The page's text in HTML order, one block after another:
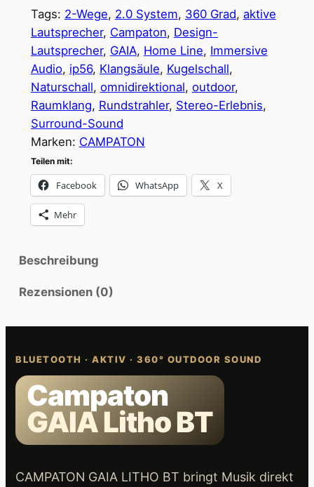
n
G
A
A
L
i
t
o
T
(
t
c
a
k
t
i
v
)
2
Tags: 2-Wege, 2.0 System, 360 Grad, aktive
Lautsprecher, Campaton, Design-
Lautsprecher, GAIA, Home Line, Immersive
Audio, ip56, Klangsäule, Kugelschall
Naturschall, omnidirektional, outdoor
Raumklang, Rundstrahler, Stereo-Erlebnis
Surround-Sound
Marken: CAMPATON
Teilen mit:
Facebook WhatsApp X
Mehr
Beschreibung
Rezensionen (0)
BLUETOOTH · AKTIV · 360° OUTDOOR SOUND
Campaton
GAIA Litho BT
CAMPATON GAIA LITHO BT bringt Musik direkt